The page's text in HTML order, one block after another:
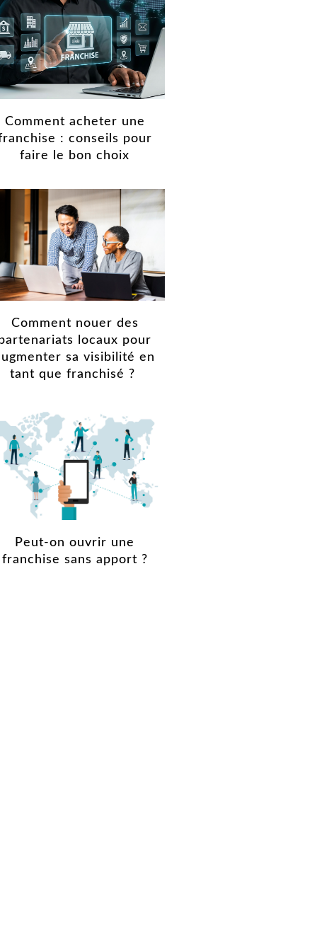
Comment acheter une
: conseils pour
faire le bon choix
Comment nouer des
locaux pour
sa visibilité en
tant que franchisé ?
Peut-on ouvrir une
franchise sans apport ?